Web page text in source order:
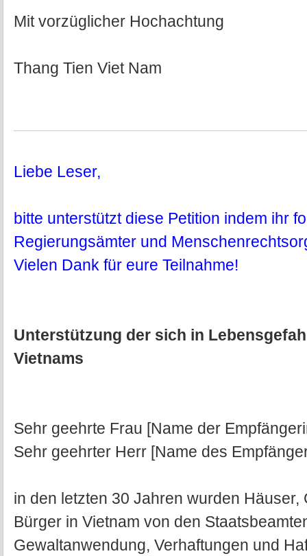
Mit vorzüglicher Hochachtung
Thang Tien Viet Nam
Liebe Leser,
bitte unterstützt diese Petition indem ihr
Regierungsämter und
Vielen Dank für eure Teilnahme!
Unterstützung der sich in
Vietnams
Sehr geehrte Frau [Name der
Sehr geehrter Herr [Name des
in den letzten 30 Jahren wurden
Bürger in Vietnam von den
Gewaltanwendung, Verhaftungen und